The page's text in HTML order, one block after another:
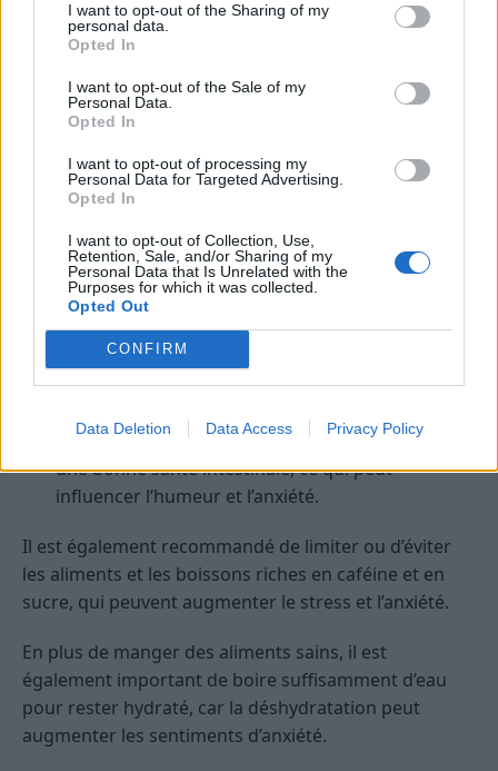
I want to opt-out of the Sharing of my
personal data.
Opted In
I want to opt-out of the Sale of my
Personal Data.
Opted In
I want to opt-out of processing my
Personal Data for Targeted Advertising.
Opted In
I want to opt-out of Collection, Use,
Retention, Sale, and/or Sharing of my
Personal Data that Is Unrelated with the
Purposes for which it was collected.
Opted Out
CONFIRM
Data Deletion Data Access Privacy Policy
propriétés qui peuvent contribuer à réduire l’anxiété.
Ces aliments comprennent :
Lesaliments riches en magnésium
: comme les
légumes à feuilles vertes, les noix et les graines,
d’anxiété.
Les aliments riches en zinc
les cashews et le foie de boeuf, qui peuvent aider
à réduire l’anxiété.
Les aliments riches en oméga-3
saumon, les sardines et les graines de chia, qui
sont connus pour leurs
inflammatoireset peuvent aider à réguler
Lesprobiotiques et prébiotiques: qui favorisent
une bonne santé intestinale, ce qui peut
influencer l’humeur et l’anxiété.
Il est également recommandé de limiter ou d’éviter
les aliments et les boissons riches en caféine et en
sucre, qui peuvent augmenter le stress et l’anxiété.
En plus de manger des aliments sains, il est
également important de boire suffisamment d’eau
pour rester hydraté, car la déshydratation peut
augmenter les sentiments d’anxiété.